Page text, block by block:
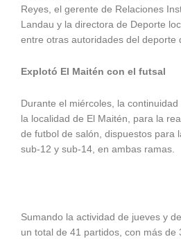
Reyes, el gerente de Relaciones
Landau y la directora de Deporte
entre otras autoridades del deporte
Explotó El Maitén con el futsal
Durante el miércoles, la
la localidad de El Maitén, para la
de futbol de salón, dispuestos para
sub-12 y sub-14, en ambas ramas.
Sumando la actividad de jueves y
un total de 41 partidos, con más de